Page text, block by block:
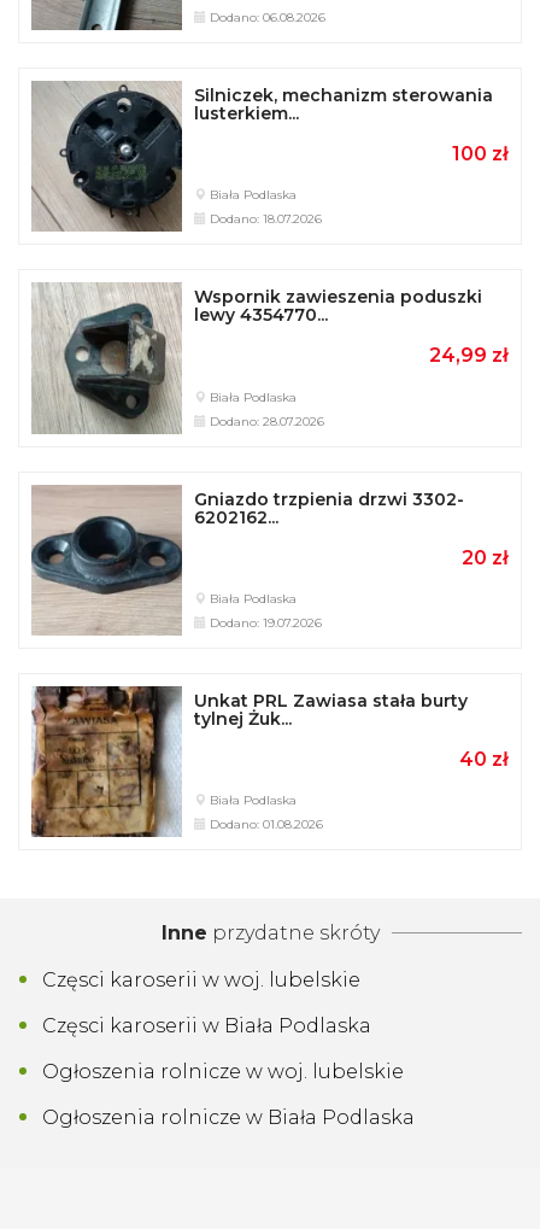
Dodano: 06.08.2026
Silniczek, mechanizm sterowania
lusterkiem...
100 zł
Biała Podlaska
Dodano: 18.07.2026
Wspornik zawieszenia poduszki
lewy 4354770...
24,99 zł
Biała Podlaska
Dodano: 28.07.2026
Gniazdo trzpienia drzwi 3302-
6202162...
20 zł
Biała Podlaska
Dodano: 19.07.2026
Unkat PRL Zawiasa stała burty
tylnej Żuk...
40 zł
Biała Podlaska
Dodano: 01.08.2026
Inne przydatne skróty
Częsci karoserii w woj. lubelskie
Częsci karoserii w Biała Podlaska
Ogłoszenia rolnicze w woj. lubelskie
Ogłoszenia rolnicze w Biała Podlaska